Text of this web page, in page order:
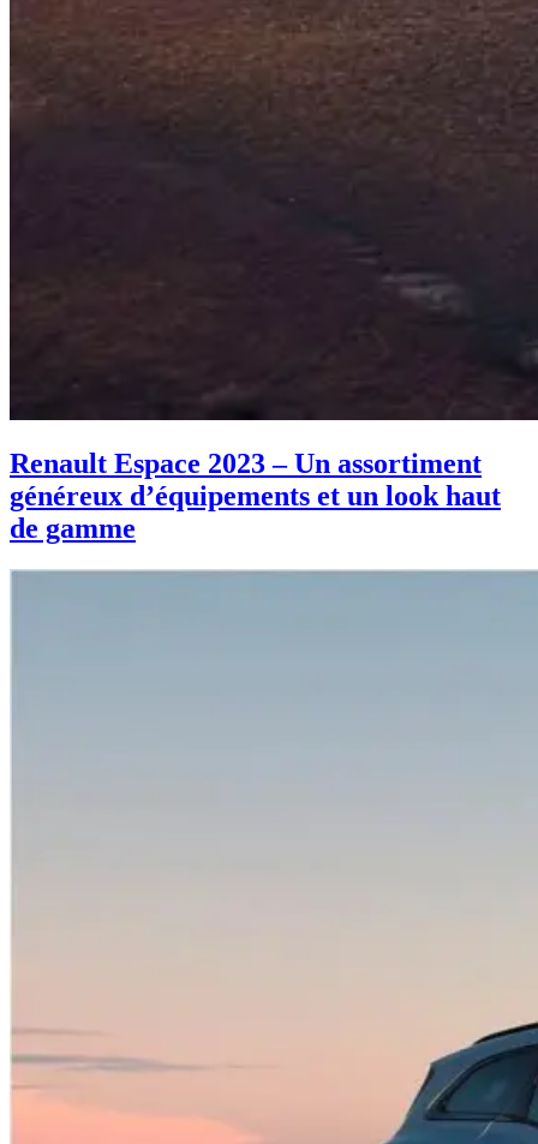
Renault Espace 2023 – Un assortiment
généreux d’équipements et un look haut
de gamme